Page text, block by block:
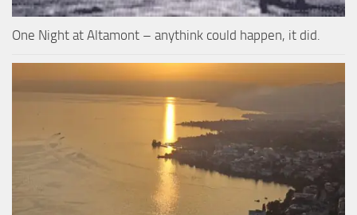
One Night at Altamont – anythink could happen, it did.